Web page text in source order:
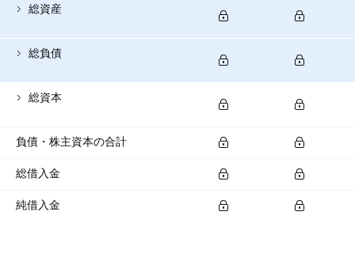
総資産
総負債
総資本
負債・株主資本の合計
総借入金
純借入金